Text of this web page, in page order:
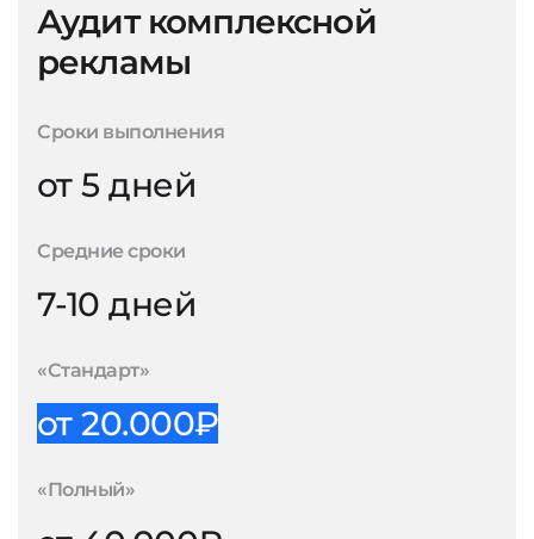
Аудит комплексной
рекламы
Сроки выполнения
от 5 дней
Средние сроки
7-10 дней
«Стандарт»
от 20.000₽
«Полный»